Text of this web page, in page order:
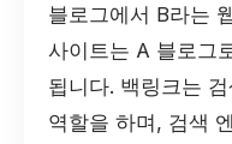
블로그에서 B라는
사이트는 A 블로그
됩니다. 백링크는
역할을 하며, 검색